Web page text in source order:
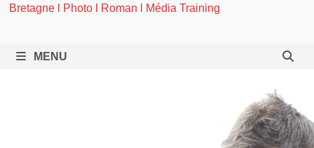
Bretagne l Photo l Roman l Média Training
MENU